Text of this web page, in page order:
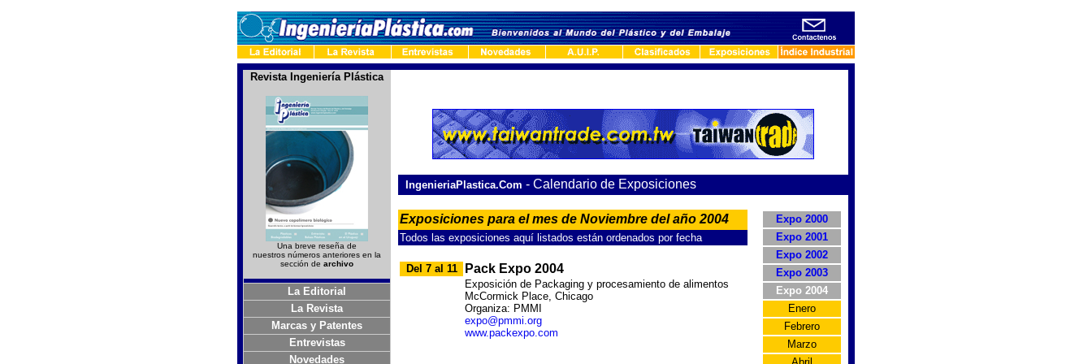
Revista Ingeniería Plástica
Una breve reseña de
nuestros números anteriores en la
sección de archivo
La Editorial
La Revista
Marcas y Patentes
Entrevistas
Novedades
IngenieriaPlastica.Com - Calendario de Exposiciones
Exposiciones para el mes de Noviembre del año 2004
Todos las exposiciones aquí listados están ordenados por fecha
Del 7 al 11 Pack Expo 2004
Exposición de Packaging y procesamiento de alimentos
McCormick Place, Chicago
Organiza: PMMI
expo@pmmi.org
www.packexpo.com
Expo 2000
Expo 2001
Expo 2002
Expo 2003
Expo 2004
Enero
Febrero
Marzo